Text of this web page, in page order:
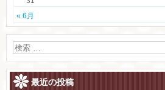
« 6月
最近の投稿